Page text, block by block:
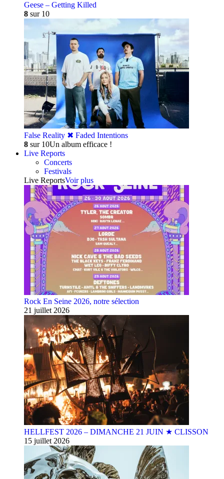
Geese – Getting Killed
8 sur 10
False Reality ✖︎ Faded Intentions
8 sur 10Un album efficace !
Live Reports
Concerts
Festivals
Live ReportsVoir plus
Rock En Seine 2026, notre sélection
21 juillet 2026
HELLFEST 2026 – DIMANCHE 21 JUIN ★ CLISSON
15 juillet 2026